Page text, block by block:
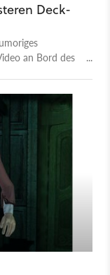
Deck-
an Bord des